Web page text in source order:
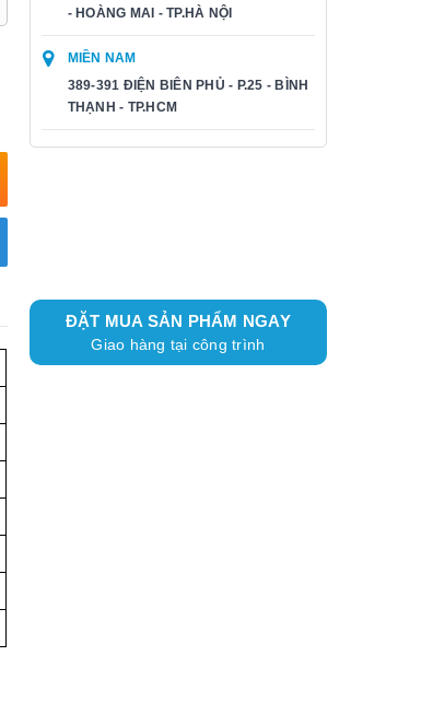
- HOÀNG MAI - TP.HÀ NỘI
MIỀN NAM
389-391 ĐIỆN BIÊN PHỦ - P.25 - BÌNH
THẠNH - TP.HCM
ĐẶT MUA SẢN PHẨM NGAY
Giao hàng tại công trình